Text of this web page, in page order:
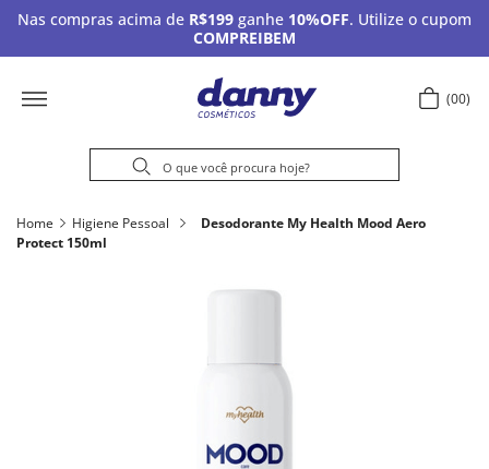
Nas compras acima de R$199 ganhe 10%OFF. Utilize o cupom
COMPREIBEM
00
Home Higiene Pessoal
Desodorante My Health Mood Aero
Protect 150ml